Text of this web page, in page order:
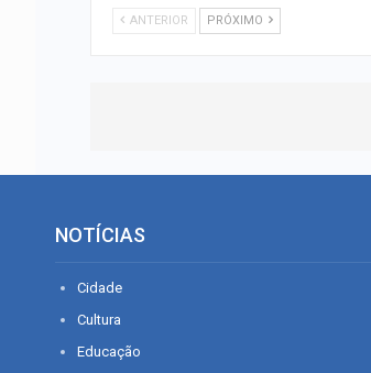
ANTERIOR PRÓXIMO
NOTÍCIAS
Cidade
Cultura
Educação